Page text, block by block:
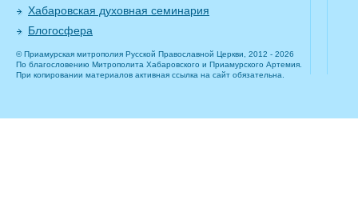
Хабаровская духовная семинария
Блогосфера
© Приамурская митрополия Русской Православной Церкви, 2012 - 2026
По благословению Митрополита Хабаровского и Приамурского Артемия.
При копировании материалов активная ссылка на сайт обязательна.